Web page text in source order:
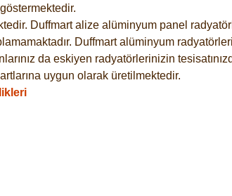
Duffmart alize alüminyum panel
Duffmart alüminyum
da eskiyen radyatörlerinizin
uygun olarak üretilmektedir.